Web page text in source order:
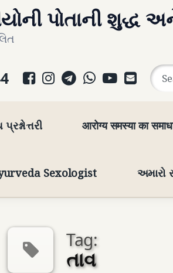
પોતાની શુદ્ધ
Facebook
Instagram
Telegram
WhatsApp
E-
आरोग्य समस्या का
Sexologist અમારો
Tag:
તાવ